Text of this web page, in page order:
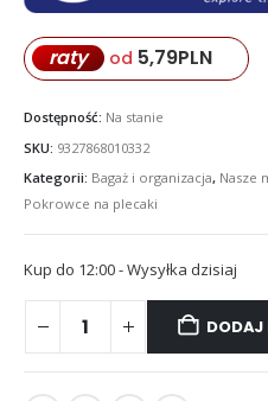
raty od 5,79PLN
Dostępność: Na stanie
SKU: 9327868010332
Kategorii: Bagaż i organizacja, Nasze
Pokrowce na plecaki
Kup do 12:00 - Wysyłka dzisiaj
DODAJ